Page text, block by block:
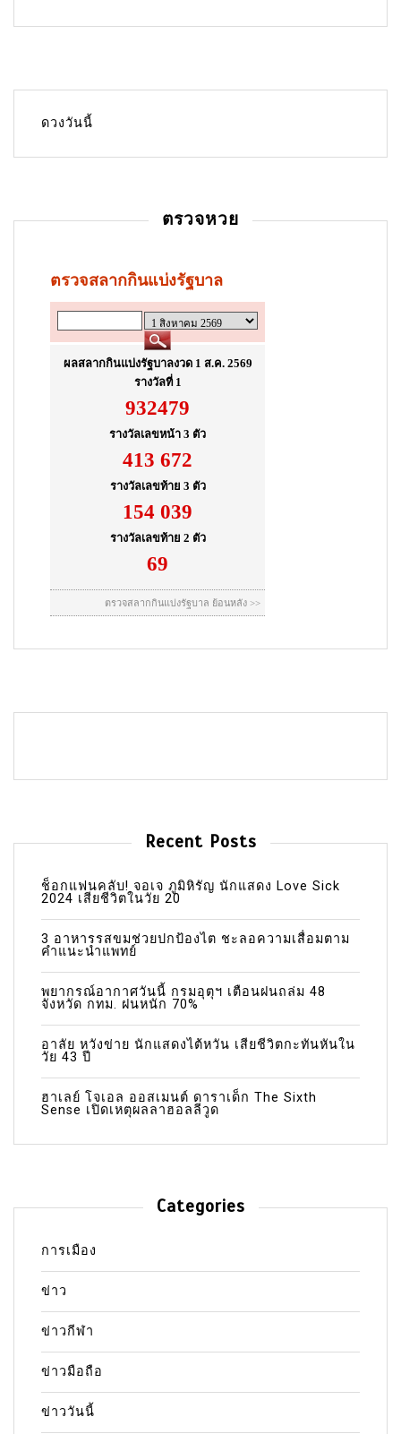
i
ดวงวันนี้
ตรวจหวย
Recent Posts
ช็อกแฟนคลับ! จอเจ ภูมิหิรัญ นักแสดง Love Sick
2024 เสียชีวิตในวัย 20
3 อาหารรสขมช่วยปกป้องไต ชะลอความเสื่อมตาม
คำแนะนำแพทย์
พยากรณ์อากาศวันนี้ กรมอุตุฯ เตือนฝนถล่ม 48
จังหวัด กทม. ฝนหนัก 70%
อาลัย หวังข่าย นักแสดงไต้หวัน เสียชีวิตกะทันหันใน
วัย 43 ปี
ฮาเลย์ โจเอล ออสเมนต์ ดาราเด็ก The Sixth
Sense เปิดเหตุผลลาฮอลลีวูด
Categories
การเมือง
ข่าว
ข่าวกีฬา
ข่าวมือถือ
ข่าววันนี้